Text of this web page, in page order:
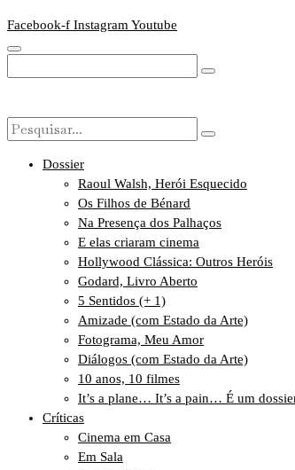
Facebook-f Instagram Youtube
Dossier
Raoul Walsh, Herói Esquecido
Os Filhos de Bénard
Na Presença dos Palhaços
E elas criaram cinema
Hollywood Clássica: Outros Heróis
Godard, Livro Aberto
5 Sentidos (+ 1)
Amizade (com Estado da Arte)
Fotograma, Meu Amor
Diálogos (com Estado da Arte)
10 anos, 10 filmes
It’s a plane… It’s a pain… É um
Críticas
Cinema em Casa
Em Sala